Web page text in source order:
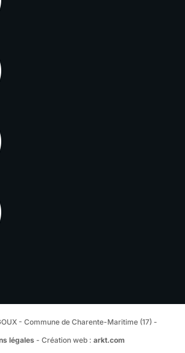
- Commune de Charente-Maritime (17) -
légales- Création web : arkt.com